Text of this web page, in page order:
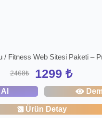
/ Fitness Web Sitesi Paketi –
2468₺ 1299 ₺
Ürün Detay